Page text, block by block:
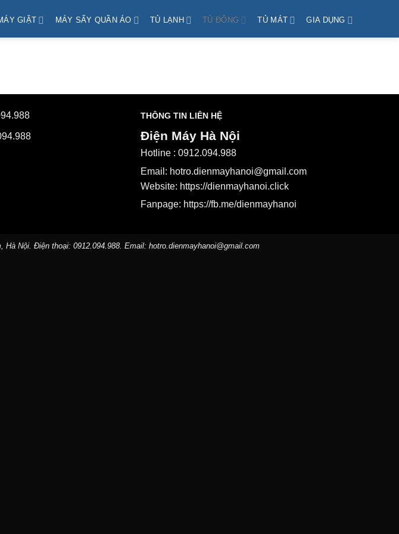
GIẶT MÁY SẤY QUẦN ÁO TỦ LẠNH TỦ ĐÔNG TỦ MÁT GIA DỤNG
THÔNG TIN LIÊN HỆ
Điện Máy Hà Nội
Hotline :0912.094.988
Email: hotro.dienmayhanoi@gmail.com
Website: https://dienmayhanoi.click
Fanpage: https://fb.me/dienmayhanoi
Hà Nội. Điện thoại: 0912.094.988. Email: hotro.dienmayhanoi@gmail.com